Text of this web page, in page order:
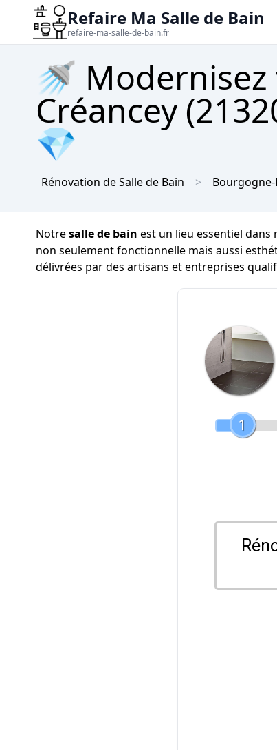
Refaire Ma Salle de Bain
refaire-ma-salle-de-bain.fr
🚿 Modernisez
Créancey
💎
Rénovation de Salle de Bain
Notresalle de bain est un lieu essentiel
non seulement fonctionnelle mais aussi
délivrées par des artisans et entreprises
1